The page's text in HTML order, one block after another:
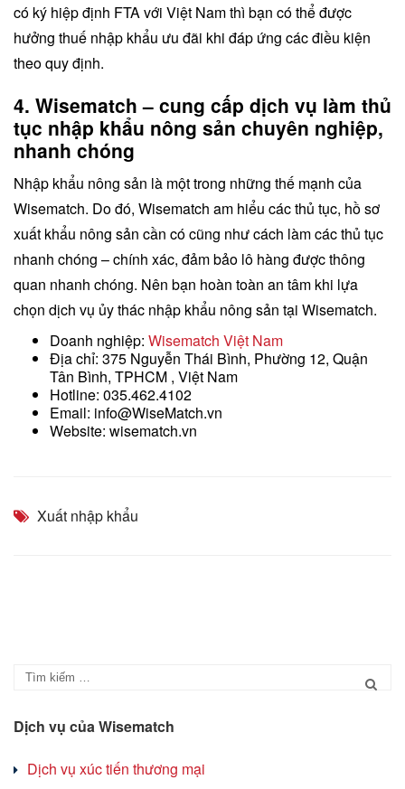
có ký hiệp định FTA với Việt Nam thì bạn có thể được
hưởng thuế nhập khẩu ưu đãi khi đáp ứng các điều kiện
theo quy định.
4. Wisematch – cung cấp dịch vụ làm thủ
tục nhập khẩu nông sản chuyên nghiệp,
nhanh chóng
Nhập khẩu nông sản là một trong những thế mạnh của
Wisematch. Do đó, Wisematch am hiểu các thủ tục, hồ sơ
xuất khẩu nông sản cần có cũng như cách làm các thủ tục
nhanh chóng – chính xác, đảm bảo lô hàng được thông
quan nhanh chóng. Nên bạn hoàn toàn an tâm khi lựa
chọn dịch vụ ủy thác nhập khẩu nông sản tại Wisematch.
Doanh nghiệp: Wisematch Việt Nam
Địa chỉ: 375 Nguyễn Thái Bình, Phường 12, Quận
Tân Bình, TPHCM , Việt Nam
Hotline: 035.462.4102
Email: info@WiseMatch.vn
Website: wisematch.vn
Xuất nhập khẩu
Dịch vụ của Wisematch
Dịch vụ xúc tiến thương mại